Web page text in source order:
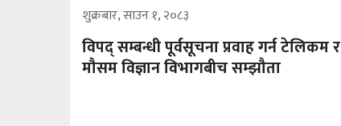
शुक्रबार, साउन १, २०८३
विपद् सम्बन्धी पूर्वसूचना प्रवाह गर्न टेलिकम र
मौसम विज्ञान विभागबीच सम्झौता